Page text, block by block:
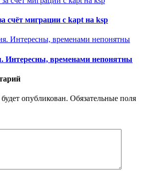
счёт миграции с kapt на ksp
Интересны, временами непонятны
опубликован. Обязательные поля